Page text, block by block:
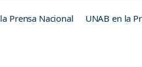
Prensa Nacional UNAB en la